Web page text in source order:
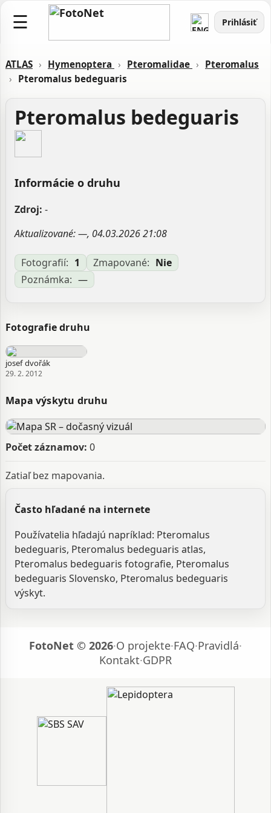
☰ Prihlásiť
ATLAS › Hymenoptera › Pteromalidae › Pteromalus
› Pteromalus bedeguaris
Pteromalus bedeguaris
Informácie o druhu
Zdroj: -
Aktualizované: —, 04.03.2026 21:08
Fotografií: 1 Zmapované: Nie
Poznámka: —
Fotografie druhu
josef dvořák
29. 2. 2012
Mapa výskytu druhu
Počet záznamov: 0
Zatiaľ bez mapovania.
Často hľadané na internete
Používatelia hľadajú napríklad: Pteromalus
bedeguaris, Pteromalus bedeguaris atlas,
Pteromalus bedeguaris fotografie, Pteromalus
bedeguaris Slovensko, Pteromalus bedeguaris
výskyt.
FotoNet © 2026·O projekte·FAQ·Pravidlá·
Kontakt·GDPR